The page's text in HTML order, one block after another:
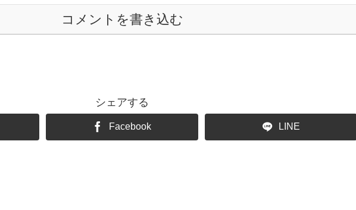
コメントを書き込む
シェアする
Facebook LINE